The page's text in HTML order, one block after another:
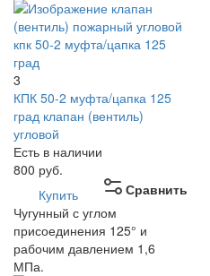
3
КПК 50-2 муфта/цапка 125
град клапан (вентиль)
угловой
Есть в наличии
800 руб.
Сравнить
Купить
Чугунный с углом
присоединения 125° и
рабочим давлением 1,6
МПа.